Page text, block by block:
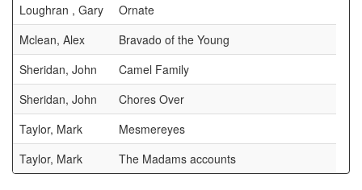
Loughran , Gary
Ornate
Mclean, Alex
Bravado of the Young
Sheridan, John
Camel Family
Sheridan, John
Chores Over
Taylor, Mark
Mesmereyes
Taylor, Mark
The Madams accounts